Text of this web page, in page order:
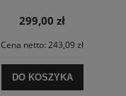
299,00 zł
Cena netto: 243,09 zł
DO KOSZYKA